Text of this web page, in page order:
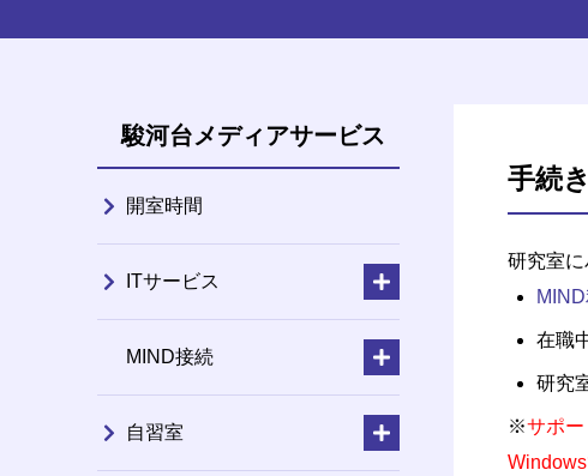
手続き
研究室
在職
研究
※サポ
駿河台メディアサービス
開室時間
ITサービス
MIND接続
自習室